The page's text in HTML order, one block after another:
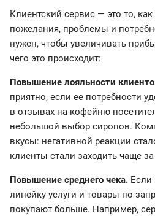
Клиентский сервис — это то, как
пожелания, проблемы и
нужен, чтобы увеличивать
чего это происходит:
Повышение лояльности
приятно, если ее потребности
в отзывах на кофейню
небольшой выбор сиропов.
вкусы: негативной реакции
клиенты стали заходить чаще
Повышение среднего чека. Если
линейку услуги и товары по
покупают больше. Например,